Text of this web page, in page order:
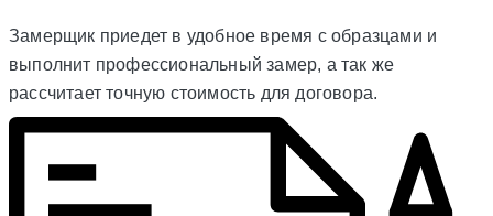
Замерщик приедет в удобное время с образцами и
выполнит профессиональный замер, а так же
рассчитает точную стоимость для договора.